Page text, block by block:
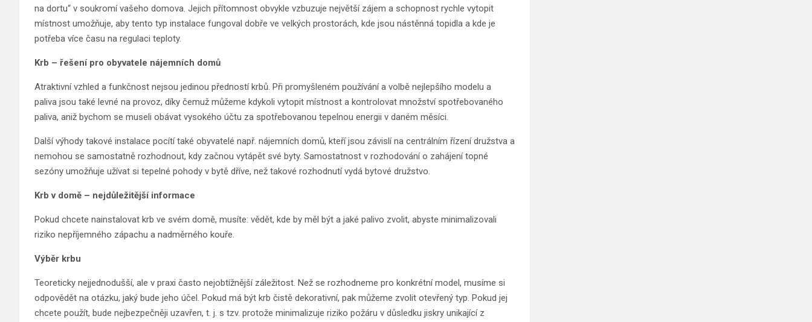
na dortu“ v soukromí vašeho domova. Jejich přítomnost obvykle vzbuzuje největší zájem a schopnost rychle vytopit
místnost umožňuje, aby tento typ instalace fungoval dobře ve velkých prostorách, kde jsou nástěnná topidla a kde je
potřeba více času na regulaci teploty.
Krb – řešení pro obyvatele nájemních domů
Atraktivní vzhled a funkčnost nejsou jedinou předností krbů. Při promyšleném používání a volbě nejlepšího modelu a
paliva jsou také levné na provoz, díky čemuž můžeme kdykoli vytopit místnost a kontrolovat množství spotřebovaného
paliva, aniž bychom se museli obávat vysokého účtu za spotřebovanou tepelnou energii v daném měsíci.
Další výhody takové instalace pocítí také obyvatelé např. nájemních domů, kteří jsou závislí na centrálním řízení družstva a
nemohou se samostatně rozhodnout, kdy začnou vytápět své byty. Samostatnost v rozhodování o zahájení topné
sezóny umožňuje užívat si tepelné pohody v bytě dříve, než takové rozhodnutí vydá bytové družstvo.
Krb v domě – nejdůležitější informace
Pokud chcete nainstalovat krb ve svém domě, musíte: vědět, kde by měl být a jaké palivo zvolit, abyste minimalizovali
riziko nepříjemného zápachu a nadměrného kouře.
Výběr krbu
Teoreticky nejjednodušší, ale v praxi často nejobtížnější záležitost. Než se rozhodneme pro konkrétní model, musíme si
odpovědět na otázku, jaký bude jeho účel. Pokud má být krb čistě dekorativní, pak můžeme zvolit otevřený typ. Pokud jej
chcete použít, bude nejbezpečněji uzavřen, t. j. s tzv. protože minimalizuje riziko požáru v důsledku jiskry unikající z